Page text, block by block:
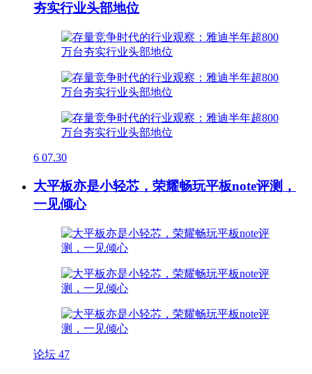
夯实行业头部地位
6 07.30
大平板亦是小轻芯，荣耀畅玩平板note评测，
一见倾心
论坛 47